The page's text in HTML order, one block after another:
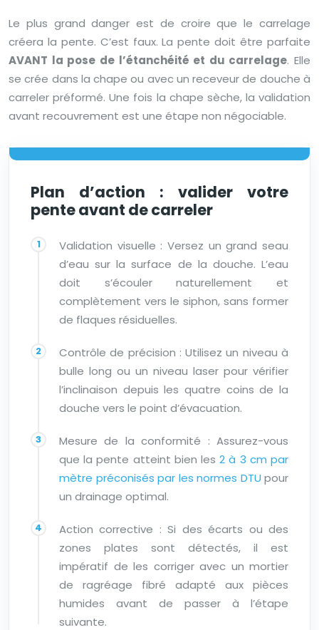
Le plus grand danger est de croire que le carrelage
créera la pente. C’est faux. La pente doit être parfaite
AVANT la pose de l’étanchéité et du carrelage. Elle
se crée dans la chape ou avec un receveur de douche à
carreler préformé. Une fois la chape sèche, la validation
avant recouvrement est une étape non négociable.
Plan d’action : valider votre
pente avant de carreler
Validation visuelle : Versez un grand seau
d’eau sur la surface de la douche. L’eau
doit s’écouler naturellement et
complètement vers le siphon, sans former
de flaques résiduelles.
Contrôle de précision : Utilisez un niveau à
bulle long ou un niveau laser pour vérifier
l’inclinaison depuis les quatre coins de la
douche vers le point d’évacuation.
Mesure de la conformité : Assurez-vous
que la pente atteint bien les2 à 3 cm par
mètre préconisés par les normes DTU pour
un drainage optimal.
Action corrective : Si des écarts ou des
zones plates sont détectés, il est
impératif de les corriger avec un mortier
de ragréage fibré adapté aux pièces
humides avant de passer à l’étape
suivante.